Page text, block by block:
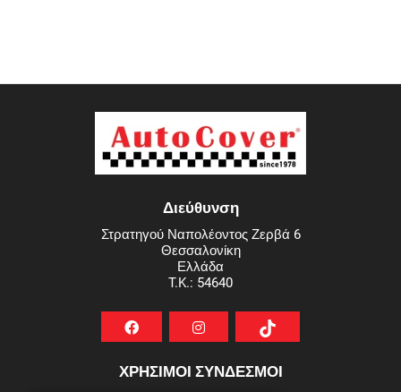
Διεύθυνση
Στρατηγού Ναπολέοντος Ζερβά 6
Θεσσαλονίκη
Ελλάδα
T.K.: 54640
ΧΡΗΣΙΜΟΙ ΣΥΝΔΕΣΜΟΙ